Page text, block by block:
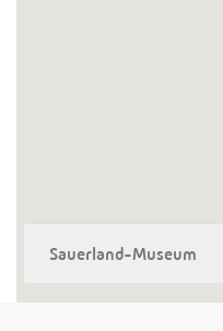
Sauerland-Museum